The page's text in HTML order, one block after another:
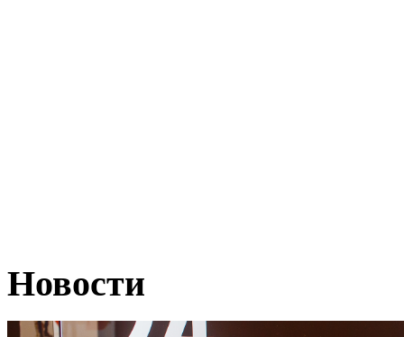
Новости